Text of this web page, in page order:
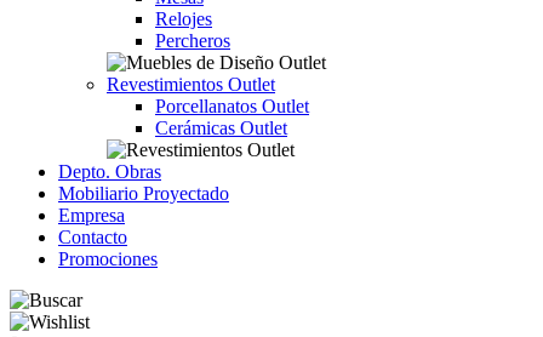
Relojes
Percheros
Revestimientos Outlet
Porcellanatos Outlet
Cerámicas Outlet
Depto. Obras
Mobiliario Proyectado
Empresa
Contacto
Promociones